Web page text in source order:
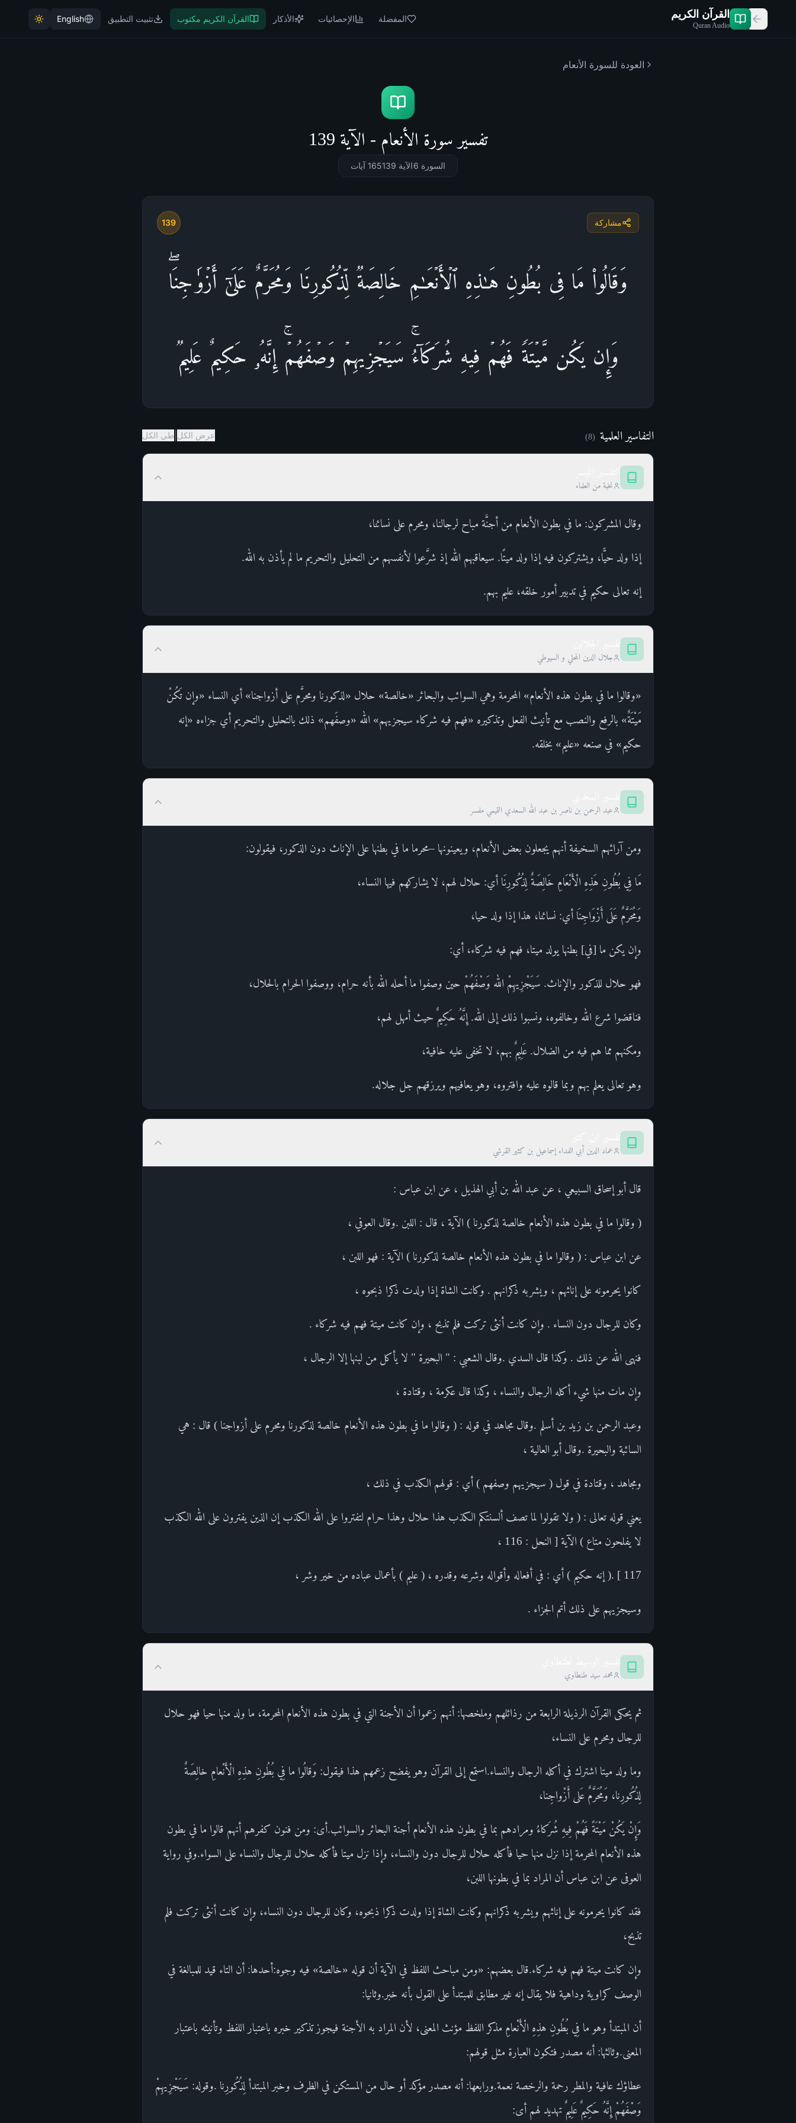
القرآن الكريم
Quran Audio
المفضلة الإحصائيات الأذكار القرآن الكريم مكتوب تثبيت التطبيق English
العودة للسورة الأنعام
تفسير سورة الأنعام - الآية 139
السورة 6 الآية 139 165 آيات
مشاركة 139
وَقَالُوا۟ مَا فِی بُطُونِ هَـٰذِهِ ٱلۡأَنۡعَـٰمِ خَالِصَةࣱ لِّذُكُورِنَا وَمُحَرَّمٌ عَلَىٰۤ أَزۡوَ ٰ⁠جِنَاۖ
وَإِن یَكُن مَّیۡتَةࣰ فَهُمۡ فِیهِ شُرَكَاۤءُۚ سَیَجۡزِیهِمۡ وَصۡفَهُمۡۚ إِنَّهُۥ حَكِیمٌ عَلِیمࣱ
التفاسير العلمية (
8
) عرض الكل طي الكل
نخبة من العلماء
وقال المشركون: ما في بطون الأنعام من أجنَّة مباح لرجالنا، ومحرم على نسائنا،
إذا ولد حيًّا، ويشتركون فيه إذا ولد ميتًا. سيعاقبهم الله إذ شرَّعوا لأنفسهم من التحليل والتحريم ما لم يأذن به الله.
إنه تعالى حكيم في تدبير أمور خلقه، عليم بهم.
جلال الدين المحلي و السيوطي
«وقالوا ما في بطون هذه الأنعام» المحرمة وهي السوائب والبحائر «خالصة» حلال «لذكورنا ومحرَّم على أزواجنا» أي النساء «وإن تَكُنْ
مَيْتَةٌ» بالرفع والنصب مع تأنيث الفعل وتذكيره «فهم فيه شركاء سيجزيهم» الله «وصفَهم» ذلك بالتحليل والتحريم أي جزاءه «إنه
حكيم» في صنعه «عليم» بخلقه.
عبد الرحمن بن ناصر بن عبد الله السعدي التميمي مفسر
ومن آرائهم السخيفة أنهم يجعلون بعض الأنعام، ويعينونها –محرما ما في بطنها على الإناث دون الذكور، فيقولون:
مَا فِي بُطُونِ هَذِهِ الْأَنْعَامِ خَالِصَةٌ لِذُكُورِنَا أي: حلال لهم، لا يشاركهم فيها النساء،
وَمُحَرَّمٌ عَلَى أَزْوَاجِنَا أي: نسائنا، هذا إذا ولد حيا،
وإن يكن ما [في] بطنها يولد ميتا، فهم فيه شركاء، أي:
فهو حلال للذكور والإناث. سَيَجْزِيهِمْ الله وَصْفَهُمْ حين وصفوا ما أحله الله بأنه حرام، ووصفوا الحرام بالحلال،
فناقضوا شرع الله وخالفوه، ونسبوا ذلك إلى الله. إِنَّهُ حَكِيمٌ حيث أمهل لهم،
ومكنهم مما هم فيه من الضلال. عَلِيمٌ بهم، لا تخفى عليه خافية،
وهو تعالى يعلم بهم وبما قالوه عليه وافتروه، وهو يعافيهم ويرزقهم جل جلاله.
عماد الدين أبي الفداء إسماعيل بن كثير القرشي
قال أبو إسحاق السبيعي ، عن عبد الله بن أبي الهذيل ، عن ابن عباس :
( وقالوا ما في بطون هذه الأنعام خالصة لذكورنا ) الآية ، قال : اللبن .وقال العوفي ،
عن ابن عباس : ( وقالوا ما في بطون هذه الأنعام خالصة لذكورنا ) الآية : فهو اللبن ،
كانوا يحرمونه على إناثهم ، ويشربه ذكرانهم . وكانت الشاة إذا ولدت ذكرا ذبحوه ،
وكان للرجال دون النساء . وإن كانت أنثى تركت فلم تذبح ، وإن كانت ميتة فهم فيه شركاء .
فنهى الله عن ذلك . وكذا قال السدي .وقال الشعبي : " البحيرة " لا يأكل من لبنها إلا الرجال ،
وإن مات منها شيء أكله الرجال والنساء ، وكذا قال عكرمة ، وقتادة ،
وعبد الرحمن بن زيد بن أسلم .وقال مجاهد في قوله : ( وقالوا ما في بطون هذه الأنعام خالصة لذكورنا ومحرم على أزواجنا ) قال : هي
السائبة والبحيرة .وقال أبو العالية ،
ومجاهد ، وقتادة في قول ( سيجزيهم وصفهم ) أي : قولهم الكذب في ذلك ،
يعني قوله تعالى : ( ولا تقولوا لما تصف ألسنتكم الكذب هذا حلال وهذا حرام لتفتروا على الله الكذب إن الذين يفترون على الله الكذب
لا يفلحون متاع ) الآية [ النحل : 116 ،
117 ] .( إنه حكيم ) أي : في أفعاله وأقواله وشرعه وقدره ، ( عليم ) بأعمال عباده من خير وشر ،
وسيجزيهم على ذلك أتم الجزاء .
محمد سيد طنطاوي
ثم يحكى القرآن الرذيلة الرابعة من رذائلهم وملخصها: أنهم زعموا أن الأجنة التي في بطون هذه الأنعام المحرمة، ما ولد منها حيا فهو حلال
للرجال ومحرم على النساء،
وما ولد ميتا اشترك في أكله الرجال والنساء.استمع إلى القرآن وهو يفضح زعمهم هذا فيقول: وَقالُوا ما فِي بُطُونِ هذِهِ الْأَنْعامِ خالِصَةٌ
لِذُكُورِنا، وَمُحَرَّمٌ عَلى أَزْواجِنا،
وَإِنْ يَكُنْ مَيْتَةً فَهُمْ فِيهِ شُرَكاءُ ومرادهم بما في بطون هذه الأنعام أجنة البحائر والسوائب.أى: ومن فنون كفرهم أنهم قالوا ما في بطون
هذه الأنعام المحرمة إذا نزل منها حيا فأكله حلال للرجال دون والنساء، وإذا نزل ميتا فأكله حلال للرجال والنساء على السواء.وفي رواية
العوفى عن ابن عباس أن المراد بما في بطونها اللبن،
فقد كانوا يحرمونه على إناثهم ويشربه ذكرانهم وكانت الشاة إذا ولدت ذكرا ذبحوه، وكان للرجال دون النساء، وإن كانت أنثى تركت فلم
تذبح،
وإن كانت ميتة فهم فيه شركاء.قال بعضهم: «ومن مباحث اللفظ في الآية أن قوله «خالصة» فيه وجوه:أحدها: أن التاء قيد للمبالغة في
الوصف كراوية وداهية فلا يقال إنه غير مطابق للمبتدأ على القول بأنه خبر.وثانيا:
أن المبتدأ وهو ما فِي بُطُونِ هذِهِ الْأَنْعامِ مذكر اللفظ مؤنث المعنى، لأن المراد به الأجنة فيجوز تذكير خبره باعتبار اللفظ وتأنيثه باعتبار
المعنى.وثالثها: أنه مصدر فتكون العبارة مثل قولهم:
عطاؤك عافية والمطر رحمة والرخصة نعمة.ورابعها: أنه مصدر مؤكد أو حال من المستكن في الظرف وخبر المبتدأ لِذُكُورِنا .وقوله: سَيَجْزِيهِمْ
وَصْفَهُمْ إِنَّهُ حَكِيمٌ عَلِيمٌ تهديد لهم أى: